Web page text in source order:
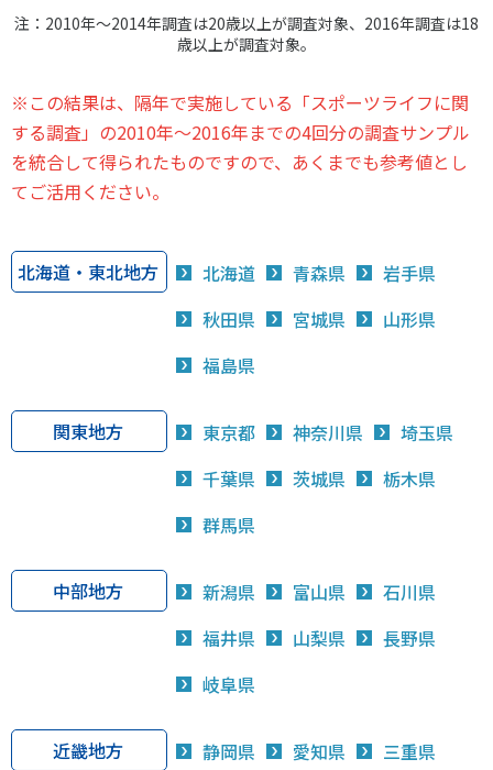
注：2010年～2014年調査は20歳以上が調査対象、2016年調査は18
歳以上が調査対象。
※この結果は、隔年で実施している「スポーツライフに関
する調査」の2010年～2016年までの4回分の調査サンプル
を統合して得られたものですので、あくまでも参考値とし
てご活用ください。
北海道・東北地方 北海道 青森県
岩手県
秋田県
宮城県
山形県
福島県
関東地方 東京都 神奈川県
埼玉県
千葉県
茨城県
栃木県
群馬県
中部地方 新潟県 富山県
石川県
福井県
山梨県
長野県
岐阜県
近畿地方 静岡県 愛知県
三重県